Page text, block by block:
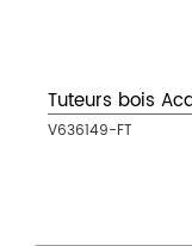
Tuteurs bois
V636149-FT